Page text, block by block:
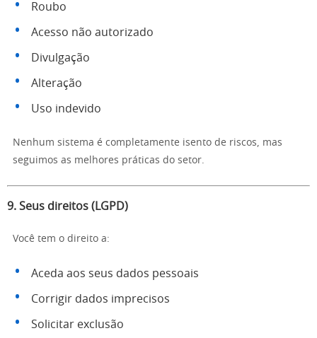
Roubo
Acesso não autorizado
Divulgação
Alteração
Uso indevido
Nenhum sistema é completamente isento de riscos, mas
seguimos as melhores práticas do setor.
9. Seus direitos (LGPD)
Você tem o direito a:
Aceda aos seus dados pessoais
Corrigir dados imprecisos
Solicitar exclusão